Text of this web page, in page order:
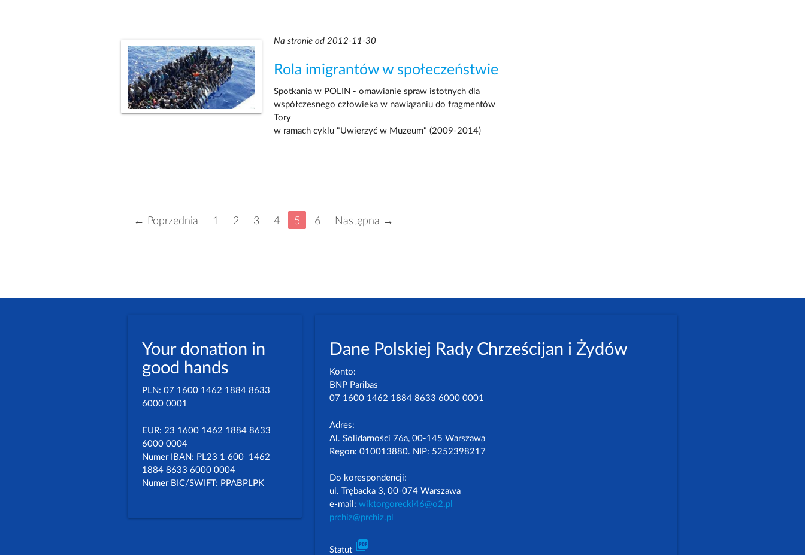
Na stronie od 2012-11-30
Rola imigrantów w społeczeństwie
Spotkania w POLIN - omawianie spraw istotnych dla
współczesnego człowieka w nawiązaniu do fragmentów
Tory
w ramach cyklu "Uwierzyć w Muzeum" (2009-2014)
← Poprzednia 1 2 3 4 5 6 Następna →
Dane Polskiej Rady Chrześcijan i Żydów
Konto:
BNP Paribas
07 1600 1462 1884 8633 6000 0001
Adres:
Al. Solidarności 76a, 00-145 Warszawa
Regon: 010013880. NIP: 5252398217
Do korespondencji:
ul. Trębacka 3, 00-074 Warszawa
e-mail:wiktorgorecki46@o2.pl
prchiz@prchiz.pl
Statut picture_as_pdf
Your donation in
good hands
PLN: 07 1600 1462 1884 8633
6000 0001
EUR: 23 1600 1462 1884 8633
6000 0004
Numer IBAN: PL23 1 600 1462
1884 8633 6000 0004
Numer BIC/SWIFT: PPABPLPK